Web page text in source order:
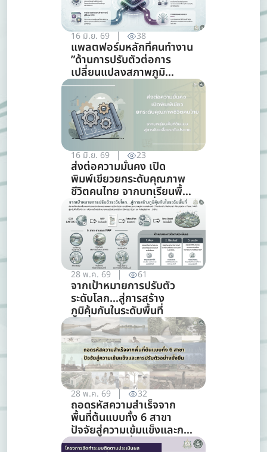
16 มิ.ย. 69 38
แพลตฟอร์มหลักที่คนทำงาน
”ด้านการปรับตัวต่อการ
เปลี่ยนแปลงสภาพภูมิ
อากาศ” ต้องใช้ส่งข้อมูล
16 มิ.ย. 69 23
ส่งต่อความมั่นคง เปิด
พิมพ์เขียวยกระดับคุณภาพ
ชีวิตคนไทย จากบทเรียนพื้นที่
ต้นแบบสู่การขับเคลื่อนระดับ
ประเทศ
28 พ.ค. 69 61
จากเป้าหมายการปรับตัว
ระดับโลก…สู่การสร้าง
ภูมิคุ้มกันในระดับพื้นที่
28 พ.ค. 69 32
ถอดรหัสความสำเร็จจาก
พื้นที่ต้นแบบทั้ง 6 สาขา
ปัจจัยสู่ความเข้มแข็งและการ
ปรับตัวอย่างยั่งยืน